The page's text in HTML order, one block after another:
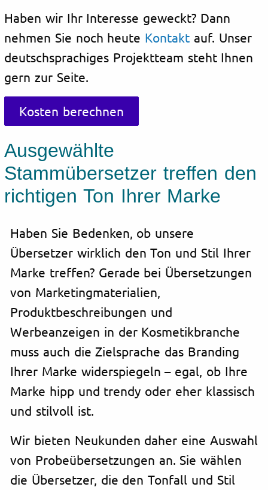
Haben wir Ihr Interesse geweckt? Dann
nehmen Sie noch heute Kontakt auf. Unser
deutschsprachiges Projektteam steht Ihnen
gern zur Seite.
Kosten berechnen
Ausgewählte
Stammübersetzer treffen den
richtigen Ton Ihrer Marke
Haben Sie Bedenken, ob unsere
Übersetzer wirklich den Ton und Stil Ihrer
Marke treffen? Gerade bei Übersetzungen
von Marketingmaterialien,
Produktbeschreibungen und
Werbeanzeigen in der Kosmetikbranche
muss auch die Zielsprache das Branding
Ihrer Marke widerspiegeln – egal, ob Ihre
Marke hipp und trendy oder eher klassisch
und stilvoll ist.
Wir bieten Neukunden daher eine Auswahl
von Probeübersetzungen an. Sie wählen
die Übersetzer, die den Tonfall und Stil